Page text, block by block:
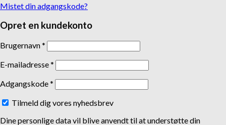
Mistet din adgangskode?
Opret en kundekonto
Brugernavn*
E-mailadresse*
Adgangskode*
Tilmeld dig vores nyhedsbrev
Dine personlige data vil blive anvendt til at understøtte din